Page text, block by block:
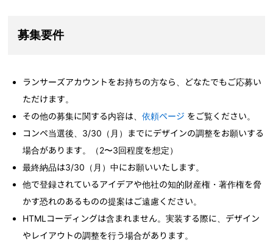
募集要件
ランサーズアカウントをお持ちの方なら、どなたでもご応募い
ただけます。
その他の募集に関する内容は、依頼ページ をご覧ください。
コンペ当選後、3/30（月）までにデザインの調整をお願いする
場合があります。（2〜3回程度を想定）
最終納品は3/30（月）中にお願いいたします。
他で登録されているアイデアや他社の知的財産権・著作権を脅
かす恐れのあるものの提案はご遠慮ください。
HTMLコーディングは含まれません。実装する際に、デザイン
やレイアウトの調整を行う場合があります。